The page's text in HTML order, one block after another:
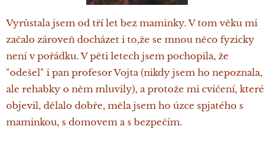
Vyrůstala jsem od tří let bez maminky. V tom věku mi
začalo zároveň docházet i to,že se mnou něco fyzicky
není v pořádku. V pěti letech jsem pochopila, že
"odešel" i pan profesor Vojta (nikdy jsem ho nepoznala,
ale rehabky o něm mluvily), a protože mi cvičení, které
objevil, dělalo dobře, měla jsem ho úzce spjatého s
maminkou, s domovem a s bezpečím.